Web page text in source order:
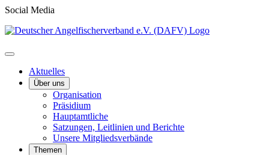
Social Media
Aktuelles
Über uns
Organisation
Präsidium
Hauptamtliche
Satzungen, Leitlinien und Berichte
Unsere Mitgliedsverbände
Themen